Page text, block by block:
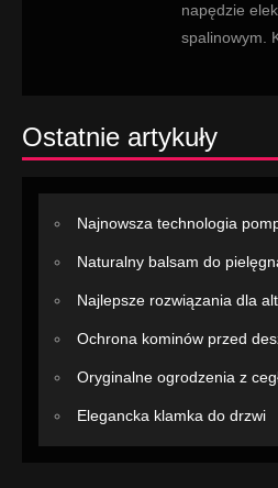
napędzie
spalinowym.
Ostatnie artykuły
Najnowsza technologia
Naturalny balsam do
Najlepsze rozwiązania dla
Ochrona kominów przed
Oryginalne ogrodzenia z
Elegancka klamka do drzwi